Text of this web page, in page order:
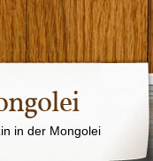
in der Mongolei